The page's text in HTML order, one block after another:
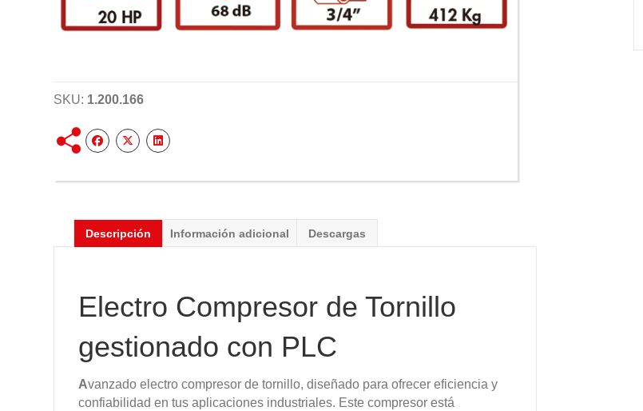
SKU: 1.200.166
Descripción Información adicional Descargas
Electro Compresor de Tornillo
gestionado con PLC
Avanzado electro compresor de tornillo, diseñado para ofrecer eficiencia y
confiabilidad en tus aplicaciones industriales. Este compresor está